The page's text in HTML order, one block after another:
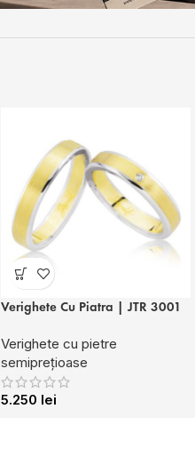
Verighete Cu Piatra | JTR 3001
Verighete cu pietre
semiprețioase
5.250 lei